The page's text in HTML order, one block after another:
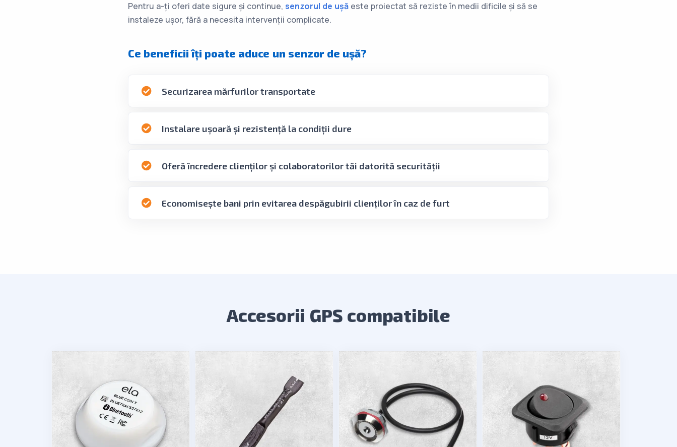
Pentru a-ți oferi date sigure și continue, senzorul de ușăeste proiectat să reziste în medii dificile și să se
instaleze ușor, fără a necesita intervenții complicate.
Ce beneficii îți poate aduce un senzor de ușă?
Securizarea mărfurilor transportate
Instalare ușoară și rezistență la condiții dure
Oferă încredere clienților și colaboratorilor tăi datorită securității
Economisește bani prin evitarea despăgubirii clienților în caz de furt
Accesorii GPS compatibile